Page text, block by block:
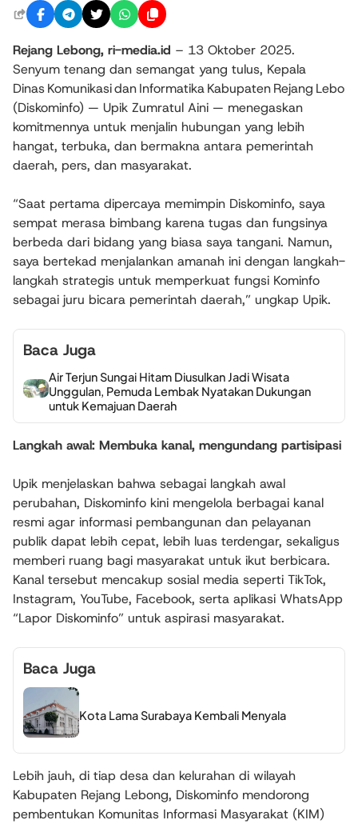
Rejang Lebong, ri-media.id – 13 Oktober 2025.
Senyum tenang dan semangat yang tulus, Kepala
Dinas Komunikasi dan Informatika Kabupaten Rejang
(Diskominfo) — Upik Zumratul Aini — menegaskan
komitmennya untuk menjalin hubungan yang lebih
hangat, terbuka, dan bermakna antara pemerintah
daerah, pers, dan masyarakat.
“Saat pertama dipercaya memimpin Diskominfo, saya
sempat merasa bimbang karena tugas dan fungsinya
berbeda dari bidang yang biasa saya tangani. Namun,
saya bertekad menjalankan amanah ini dengan langkah-
langkah strategis untuk memperkuat fungsi Kominfo
sebagai juru bicara pemerintah daerah,” ungkap Upik.
Baca Juga
Air Terjun Sungai Hitam Diusulkan Jadi Wisata
Unggulan, Pemuda Lembak Nyatakan Dukungan
untuk Kemajuan Daerah
Langkah awal: Membuka kanal, mengundang partisipasi
Upik menjelaskan bahwa sebagai langkah awal
perubahan, Diskominfo kini mengelola berbagai kanal
resmi agar informasi pembangunan dan pelayanan
publik dapat lebih cepat, lebih luas terdengar, sekaligus
memberi ruang bagi masyarakat untuk ikut berbicara.
Kanal tersebut mencakup sosial media seperti TikTok,
Instagram, YouTube, Facebook, serta aplikasi WhatsApp
“Lapor Diskominfo” untuk aspirasi masyarakat.
Baca Juga
Kota Lama Surabaya Kembali Menyala
Lebih jauh, di tiap desa dan kelurahan di wilayah
Kabupaten Rejang Lebong, Diskominfo mendorong
pembentukan Komunitas Informasi Masyarakat (KIM)